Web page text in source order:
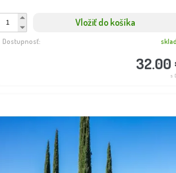
BOMBA
Vložiť do košíka
32.00
s
Dostupnosť: